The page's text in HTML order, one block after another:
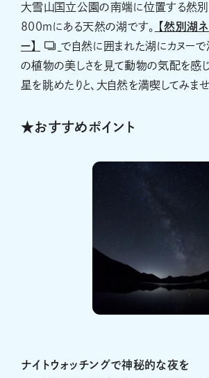
大雪山国立公園の南端に位置する然別
800ｍにある天然の湖です。
【然別湖
ー】
で自然に囲まれた湖にカヌーで
の植物の美しさを見て動物の気配を感
星を眺めたりと、大自然を満喫してみませ
★おすすめポイント
ナイトウォッチングで神秘的な夜を